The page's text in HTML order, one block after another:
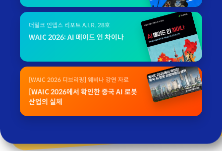
더밀크 인뎁스 리포트 A.I.R. 28호
WAIC 2026: AI 메이드 인 차이나
[WAIC 2026 디브리핑] 웨비나 강연 자료
[WAIC 2026에서 확인한 중국 AI 로봇
산업의 실체